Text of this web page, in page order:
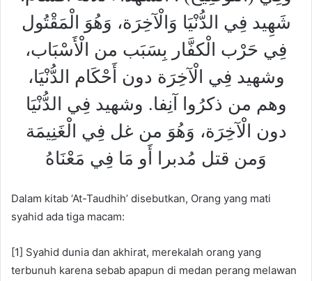
شَهِيد فِي الدُّنْيَا وَالْآخِرَة، وَهُوَ الْمَقْتُول
فِي حَرْب الْكفَّار بِسَبَب من الْأَسْبَاب،
وشهيد فِي الْآخِرَة دون أَحْكَام الدُّنْيَا،
وهم من ذكرُوا آنِفا. وشهيد فِي الدُّنْيَا
دون الْآخِرَة، وَهُوَ من غل فِي الْغَنِيمَة
وَمن قتل مُدبرا أَو مَا فِي مَعْنَاهُ
Dalam kitab ‘At-Taudhih’ disebutkan, Orang yang mati
syahid ada tiga macam:
[1] Syahid dunia dan akhirat, merekalah orang yang
terbunuh karena sebab apapun di medan perang melawan